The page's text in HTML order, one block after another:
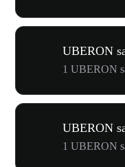
UBERON
UBERON
1 UBERON